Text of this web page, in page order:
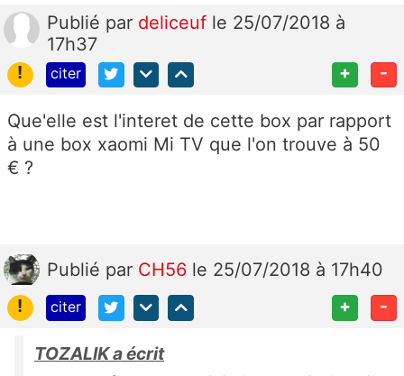
Publié par deliceuf le 25/07/2018 à
17h37
!
citer + -
Que'elle est l'interet de cette box par rapport
à une box xaomi Mi TV que l'on trouve à 50
€ ?
Publié par CH56 le 25/07/2018 à 17h40
!
citer + -
TOZALIK a écrit